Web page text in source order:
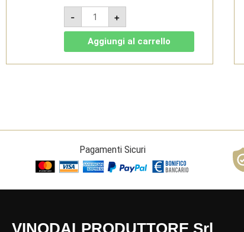
-
Poggio
Landi
2019
Brunello
di
Montalcino
+
Aggiungi al carrello
Pagamenti Sicuri
VINODALPRODUTTORE Srl